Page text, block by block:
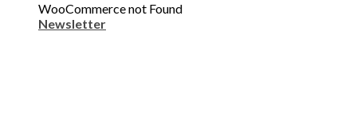
WooCommerce not Found
Newsletter